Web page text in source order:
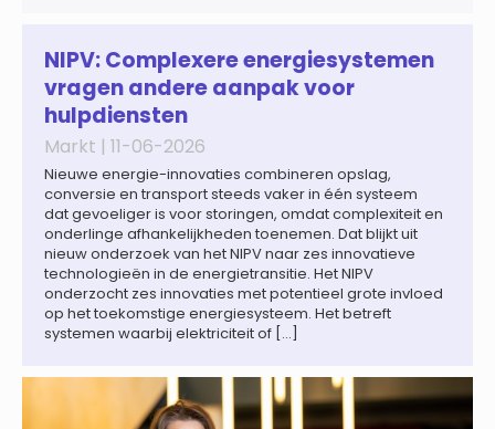
wereldwijd naar verwachting afnemen tot 1,3% in reële
NIPV: Complexere energiesystemen
vragen andere aanpak voor
hulpdiensten
Markt | 11-06-2026
Nieuwe energie-innovaties combineren opslag,
conversie en transport steeds vaker in één systeem
dat gevoeliger is voor storingen, omdat complexiteit en
onderlinge afhankelijkheden toenemen. Dat blijkt uit
nieuw onderzoek van het NIPV naar zes innovatieve
technologieën in de energietransitie. Het NIPV
onderzocht zes innovaties met potentieel grote invloed
op het toekomstige energiesysteem. Het betreft
systemen waarbij elektriciteit of […]